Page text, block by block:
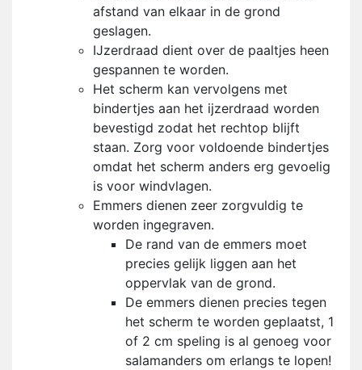
afstand van elkaar in de grond
geslagen.
IJzerdraad dient over de paaltjes heen
gespannen te worden.
Het scherm kan vervolgens met
bindertjes aan het ijzerdraad worden
bevestigd zodat het rechtop blijft
staan. Zorg voor voldoende bindertjes
omdat het scherm anders erg gevoelig
is voor windvlagen.
Emmers dienen zeer zorgvuldig te
worden ingegraven.
De rand van de emmers moet
precies gelijk liggen aan het
oppervlak van de grond.
De emmers dienen precies tegen
het scherm te worden geplaatst, 1
of 2 cm speling is al genoeg voor
salamanders om erlangs te lopen!